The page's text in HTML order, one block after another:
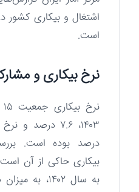
است.
نرخ بیکاری و
درصد بوده است.
بیکاری حاکی از آن